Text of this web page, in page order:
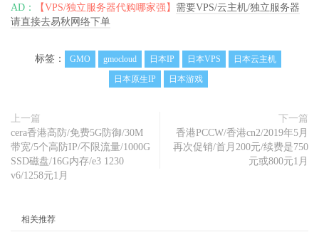
-
Nanjing
   CT
Xiangyang CT 3.08 Mbit/s 45.76 Mbit/ s
  CT
2.95 Mbit/ s 45.21
Chongqing
s
-
Xi'an     CU     2.70 Mbit/s       22.10 Mbit/s
-
Chongqing CU     3.03 Mbit/s       74.92 Mbit/s
-
AD： 【VPS/独立服务器代购哪家强】 需要VPS/云主机/独立服务器
请直接去易秋网络下单
标签： GMO gmocloud 日本IP 日本VPS
日本云主机
日本原生IP
日本游戏
上一篇
cera香港高防/免费5G防御/30M
带宽/5个高防IP/不限流量/1000G
SSD磁盘/16G内存/e3 1230
v6/1258元1月
下一篇
香港PCCW/香港cn2/2019年5月
再次促销/首月200元/续费是750
元或800元1月
相关推荐